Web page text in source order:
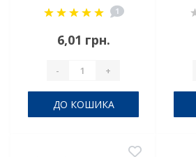
1
6,01 грн.
- +
ДО КОШИКА